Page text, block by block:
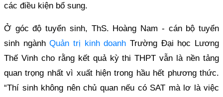
các điều kiện bổ sung.
Ở góc độ tuyển sinh, ThS. Hoàng Nam - cán bộ tuyển
sinh ngànhQuản trị kinh doanh Trường Đại học Lương
Thế Vinh cho rằng kết quả kỳ thi THPT vẫn là nền tảng
quan trọng nhất vì xuất hiện trong hầu hết phương thức.
“Thí sinh không nên chủ quan nếu có SAT mà lơ là việc